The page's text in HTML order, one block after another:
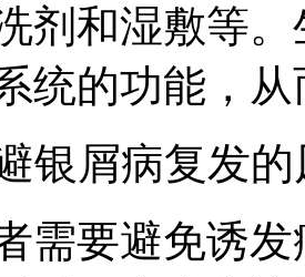
剂和湿敷等
统的功能，
银屑病复发
需要避免诱